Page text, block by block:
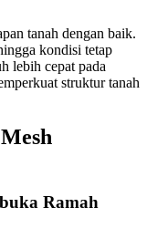
tanah dengan baik.
kondisi tetap
lebih cepat pada
struktur tanah
Ramah